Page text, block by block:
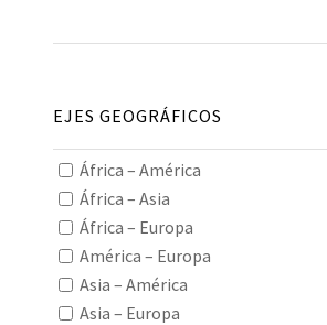
EJES GEOGRÁFICOS
África – América
África – Asia
África – Europa
América – Europa
Asia – América
Asia – Europa